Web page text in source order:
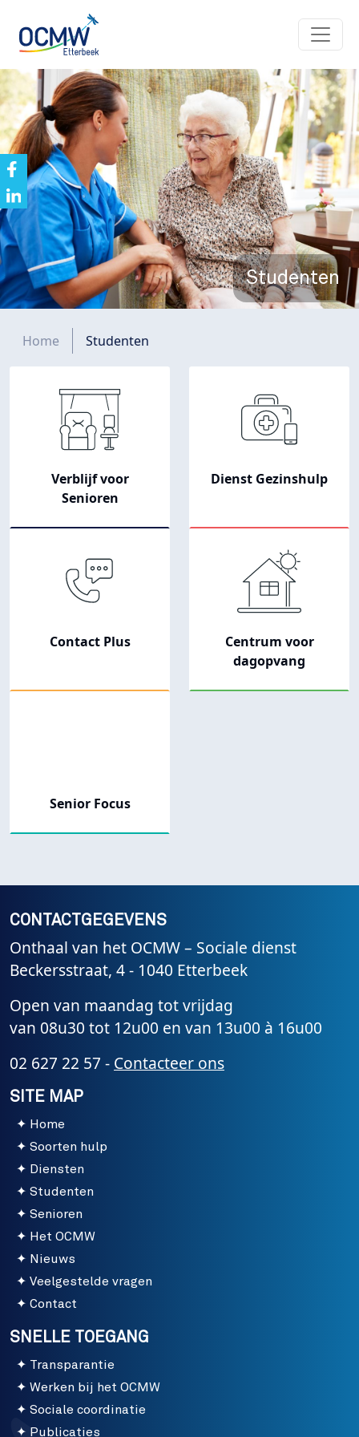
Studenten
Kruimelpad
Home Studenten
Verblijf voor
Senioren
Dienst Gezinshulp
Contact Plus
Centrum voor
dagopvang
Senior Focus
CONTACTGEGEVENS
Onthaal van het OCMW – Sociale dienst
Beckersstraat, 4 - 1040 Etterbeek
Open van maandag tot vrijdag
van 08u30 tot 12u00 en van 13u00 à 16u00
02 627 22 57 - Contacteer ons
SITE MAP
Home
Soorten hulp
Diensten
Studenten
Senioren
Het OCMW
Nieuws
Veelgestelde vragen
Contact
SNELLE TOEGANG
Transparantie
Werken bij het OCMW
Sociale coordinatie
Publicaties